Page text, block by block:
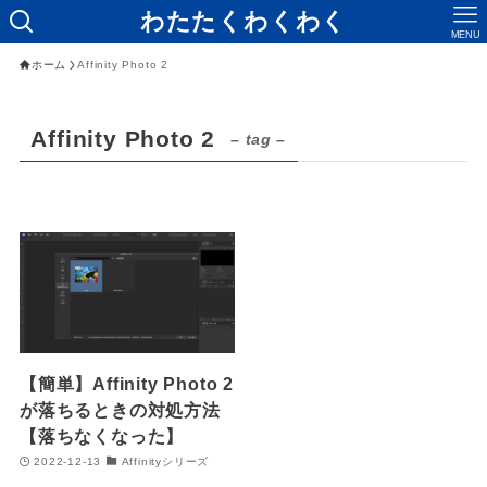
わたたくわくわく MENU
ホーム Affinity Photo 2
Affinity Photo 2 – tag –
【簡単】Affinity Photo 2
が落ちるときの対処方法
【落ちなくなった】
2022-12-13 Affinityシリーズ